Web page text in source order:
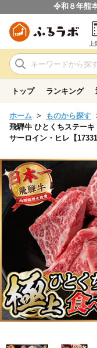
令和８年熊
トップ ランキング
ホーム ものから探す
飛騨牛 ひとくちステー
サーロイン・ヒレ【